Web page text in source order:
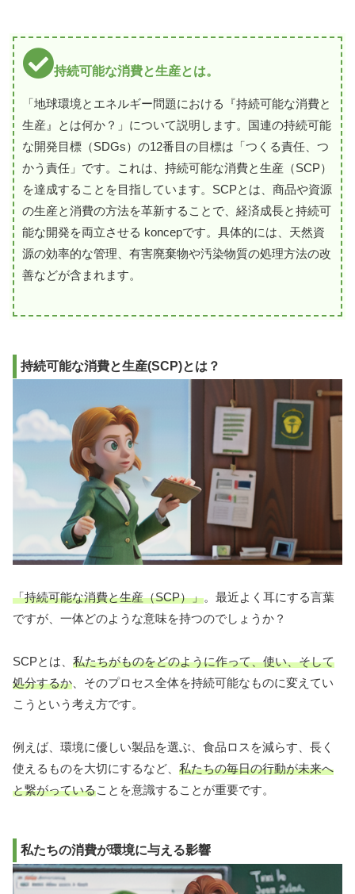
持続可能な消費と生産とは。
「地球環境とエネルギー問題における『持続可能な消費と
生産』とは何か？」について説明します。国連の持続可能
な開発目標（SDGs）の12番目の目標は「つくる責任、つ
かう責任」です。これは、持続可能な消費と生産（SCP）
を達成することを目指しています。SCPとは、商品や資源
の生産と消費の方法を革新することで、経済成長と持続可
能な開発を両立させる koncepです。具体的には、天然資
源の効率的な管理、有害廃棄物や汚染物質の処理方法の改
善などが含まれます。
持続可能な消費と生産(SCP)とは？
「持続可能な消費と生産（SCP）」。最近よく耳にする言葉
ですが、一体どのような意味を持つのでしょうか？
SCPとは、 私たちがものをどのように作って、使い、そして
処分するか 、そのプロセス全体を持続可能なものに変えてい
こうという考え方です。
例えば、環境に優しい製品を選ぶ、食品ロスを減らす、長く
使えるものを大切にするなど、 私たちの毎日の行動が未来へ
と繋がっていることを意識することが重要です。
私たちの消費が環境に与える影響